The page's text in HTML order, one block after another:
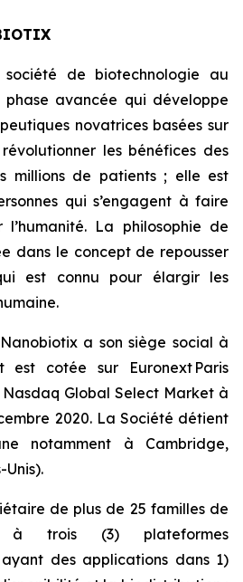
de biotechnologie au
avancée qui développe
novatrices basées sur
les bénéfices des
millions de patients ; elle est
qui s’engagent à faire
La philosophie de
dans le concept de repousser
est connu pour élargir les
a son siège social à
est cotée sur Euronext Paris
Global Select Market à
2020. La Société détient
notamment à Cambridge,
Unis).
de plus de 25 familles de
à trois (3) plateformes
des applications dans 1)